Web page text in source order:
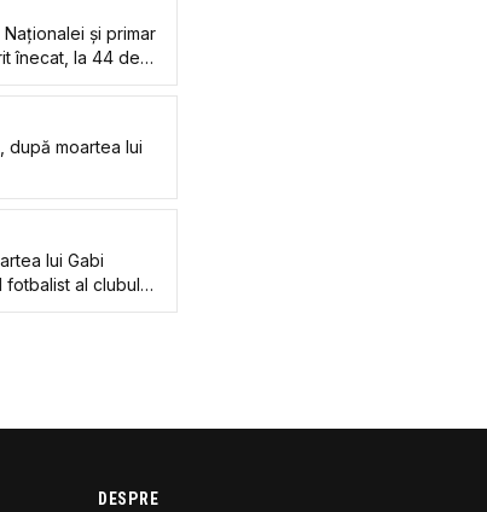
și primar
înecat, la 44 de
după moartea lui
lui Gabi
al clubului:
DESPRE